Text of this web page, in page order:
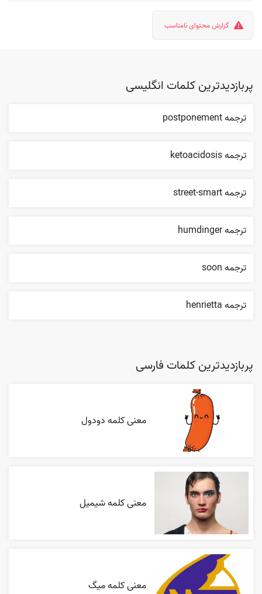
گزارش محتوای نامناسب
پربازدیدترین کلمات انگلیسی
ترجمه postponement
ترجمه ketoacidosis
ترجمه street-smart
ترجمه humdinger
ترجمه soon
ترجمه henrietta
پربازدیدترین کلمات فارسی
معنی کلمه دودول
معنی کلمه شیمیل
معنی کلمه میگ